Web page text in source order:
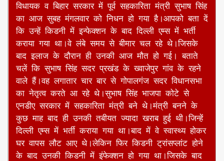
विधायक व बिहार सरकार में पूर्व सहकारिता मंत्री सुभाष सिंह
का आज सुबह मंगलवार को निधन हो गया है।आपको बता दें
कि उन्हें किडनी में इन्फेक्शन के बाद दिल्ली एम्स में भर्ती
कराया गया था।वे लंबे समय से बीमार चल रहे थे।जिसके
बाद इलाज के दौरान ही उनकी आज मौत हो गई। बताते
चलें कि सुभाष सिंह सदर प्रखंड के ख्वाजेपुर गांव के रहने
वाले हैं।वह लगातार चार बार से गोपालगंज सदर विधानसभा
का नेतृत्व करते आ रहे थे।सुभाष सिंह भाजपा कोटे से
एनडीए सरकार में सहकारिता मंत्री बने थे।मंत्री बनने के
कुछ माह बाद ही उनकी तबीयत ज्यादा खराब हुई थी।जिन्हें
दिल्ली एम्स में भर्ती कराया गया था।बाद में वे स्वास्थ्य होकर
घर वापस लौट आए थे।लेकिन फिर किडनी ट्रांसप्लांट होने
के बाद उनकी किडनी में इंफेक्शन हो गया था।जिसके बाद